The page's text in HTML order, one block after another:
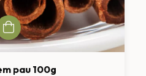
pau 100g